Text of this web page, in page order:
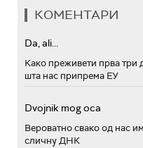
КОМЕНТАРИ
Da, ali...
Како преживети прва три
шта нас припрема ЕУ
Dvojnik mog oca
Вероватно свако од нас
сличну ДНК